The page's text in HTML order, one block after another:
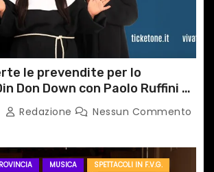
le prevendite per lo
Don Down con Paolo Ruffini e
Mayor Von Frinzius
Redazione Nessun Commento
MUSICA SPETTACOLI IN F.V.G.